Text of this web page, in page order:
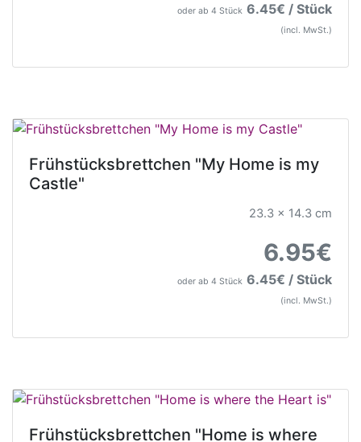
oder ab 4 Stück 6.45€ / Stück
(incl. MwSt.)
Frühstücksbrettchen "My Home is my
Castle"
23.3 x 14.3 cm
6.95€
oder ab 4 Stück 6.45€ / Stück
(incl. MwSt.)
Frühstücksbrettchen "Home is where